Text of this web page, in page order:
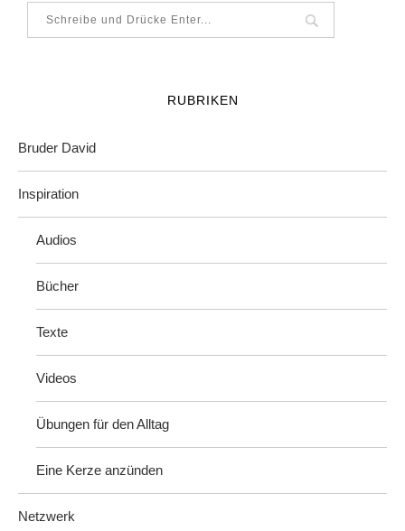
RUBRIKEN
Bruder David
Inspiration
Audios
Bücher
Texte
Videos
Übungen für den Alltag
Eine Kerze anzünden
Netzwerk